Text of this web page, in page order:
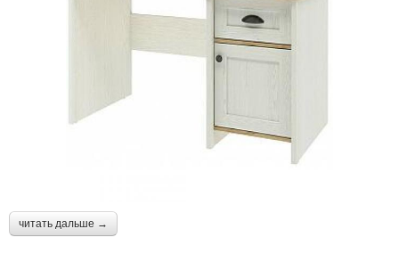
читать дальше →